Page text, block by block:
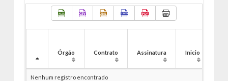
Órgão Contrato Assinatura Inicio
Nenhum registro encontrado